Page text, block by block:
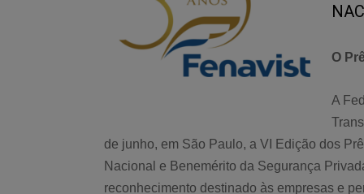
O
A
de junho, em São Paulo, a VI Edição dos
Nacional e Benemérito da Segurança
reconhecimento destinado às empresas e